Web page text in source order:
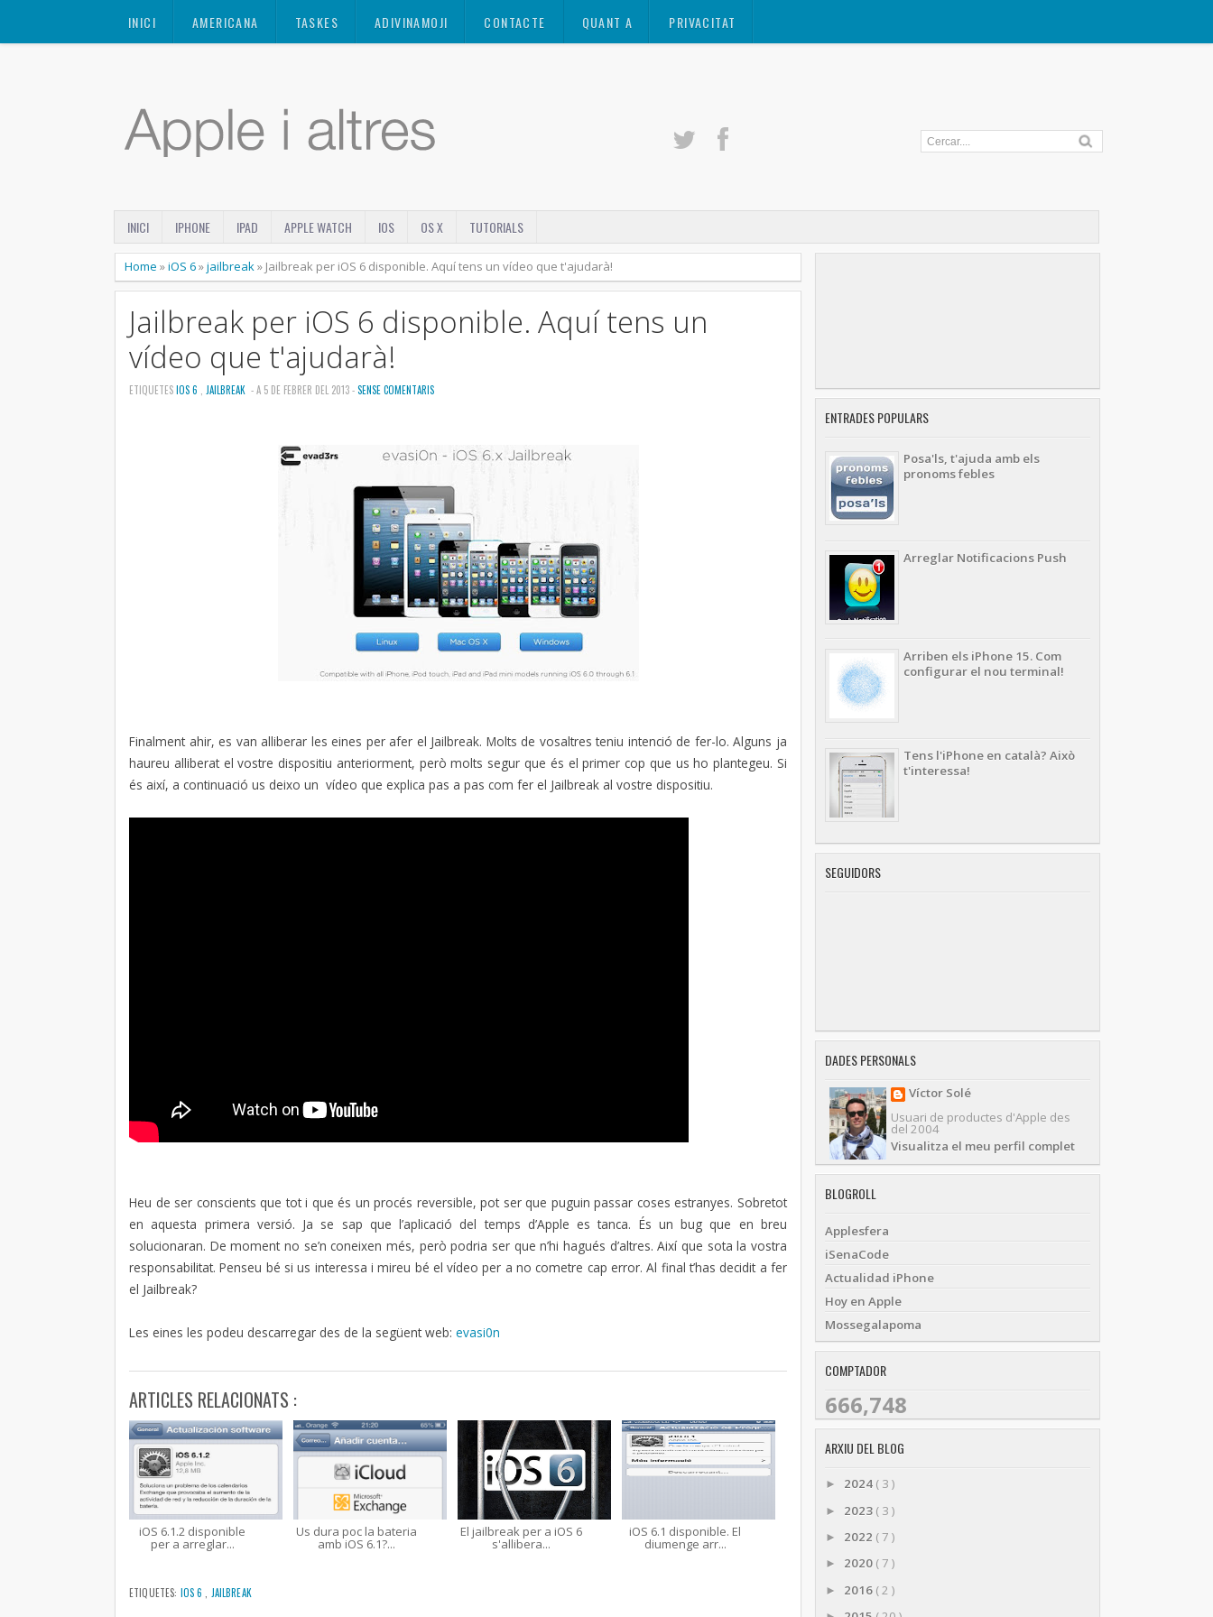
INICI AMERICANA TASKES ADIVINAMOJI CONTACTE QUANT A PRIVACITAT
INICI IPHONE IPAD APPLE WATCH IOS OS X TUTORIALS
Home »iOS 6»jailbreak» Jailbreak per iOS 6 disponible. Aquí tens un vídeo que t'ajudarà!
Jailbreak per iOS 6 disponible. Aquí tens un
vídeo que t'ajudarà!
ETIQUETESIOS 6 JAILBREAK - A 5 DE FEBRER DEL 2013 -SENSE COMENTARIS
Finalment ahir, es van alliberar les eines per afer el Jailbreak. Molts de vosaltres teniu intenció de fer-lo. Alguns ja
haureu alliberat el vostre dispositiu anteriorment, però molts segur que és el primer cop que us ho plantegeu. Si
és així, a continuació us deixo un vídeo que explica pas a pas com fer el Jailbreak al vostre dispositiu.
Heu de ser conscients que tot i que és un procés reversible, pot ser que puguin passar coses estranyes. Sobretot
en aquesta primera versió. Ja se sap que l’aplicació del temps d’Apple es tanca. És un bug que en breu
solucionaran. De moment no se’n coneixen més, però podria ser que n’hi hagués d’altres. Així que sota la vostra
responsabilitat. Penseu bé si us interessa i mireu bé el vídeo per a no cometre cap error. Al final t’has decidit a fer
el Jailbreak?
Les eines les podeu descarregar des de la següent web: evasi0n
ARTICLES RELACIONATS :
iOS 6.1.2 disponible
per a arreglar...
Us dura poc la bateria
amb iOS 6.1?...
El jailbreak per a iOS 6
s'allibera...
iOS 6.1 disponible. El
diumenge arr...
ETIQUETES: IOS 6 JAILBREAK
ENTRADES POPULARS
Posa'ls, t'ajuda amb els
pronoms febles
Arreglar Notificacions Push
Arriben els iPhone 15. Com
configurar el nou terminal!
Tens l'iPhone en català? Això
t'interessa!
SEGUIDORS
DADES PERSONALS
Víctor Solé
Usuari de productes d'Apple des
del 2004
Visualitza el meu perfil complet
BLOGROLL
Applesfera
iSenaCode
Actualidad iPhone
Hoy en Apple
Mossegalapoma
COMPTADOR
666,748
ARXIU DEL BLOG
► 2024 ( 3 )
► 2023 ( 3 )
► 2022 ( 7 )
► 2020 ( 7 )
► 2016 ( 2 )